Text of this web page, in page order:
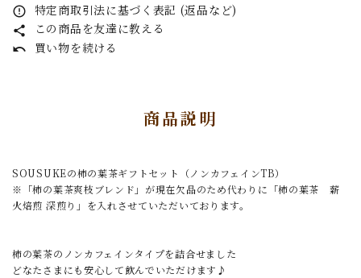
error_outline 特定商取引法に基づく表記 (返品など)
share この商品を友達に教える
undo 買い物を続ける
商品説明
SOUSUKEの柿の葉茶ギフトセット（ノンカフェインTB）
※「柿の葉茶爽枝ブレンド」が現在欠品のため代わりに「柿の葉茶 薪
火焙煎 深煎り」を入れさせていただいております。
柿の葉茶のノンカフェインタイプを詰合せました
どなたさまにも安心して飲んでいただけます♪